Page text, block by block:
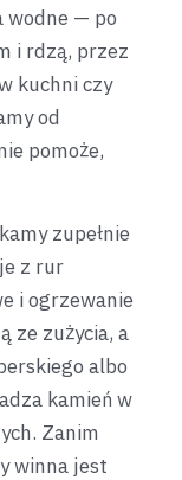
wodne — po
i rdzą, przez
kuchni czy
od
pomoże,
zupełnie
z rur
i ogrzewanie
ze zużycia, a
albo
kamień w
Zanim
winna jest